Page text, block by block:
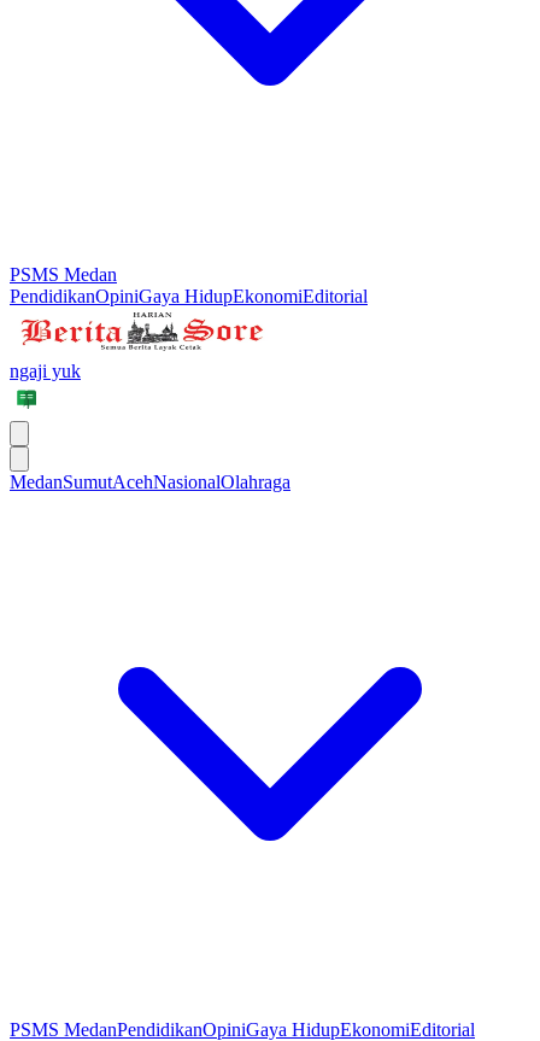
PSMS Medan
PendidikanOpiniGaya HidupEkonomiEditorial
ngaji yuk
MedanSumutAcehNasionalOlahraga
PSMS MedanPendidikanOpiniGaya HidupEkonomiEditorial